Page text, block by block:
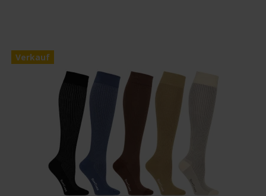
Verkauf